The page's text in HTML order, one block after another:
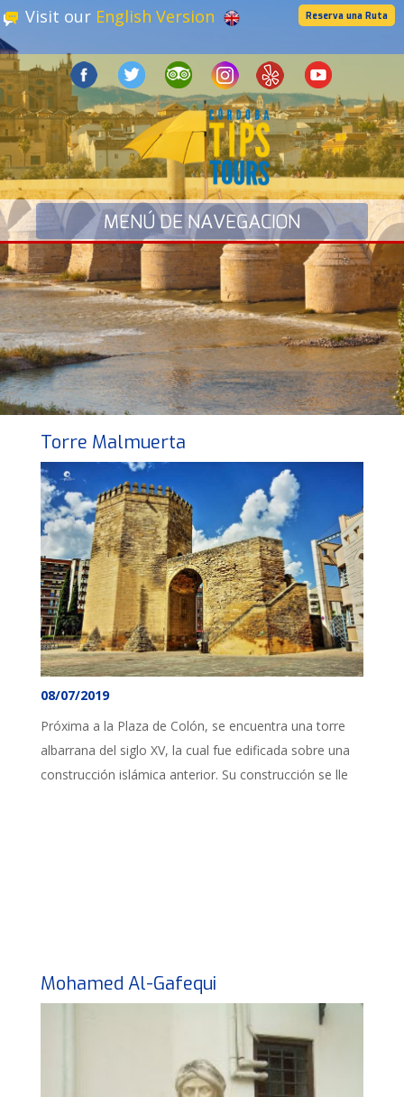
Visit our English Version Reserva una Ruta
Torre Malmuerta
08/07/2019
Próxima a la Plaza de Colón, se encuentra una torre
albarrana del siglo XV, la cual fue edificada sobre una
construcción islámica anterior. Su construcción se lle
Mohamed Al-Gafequi